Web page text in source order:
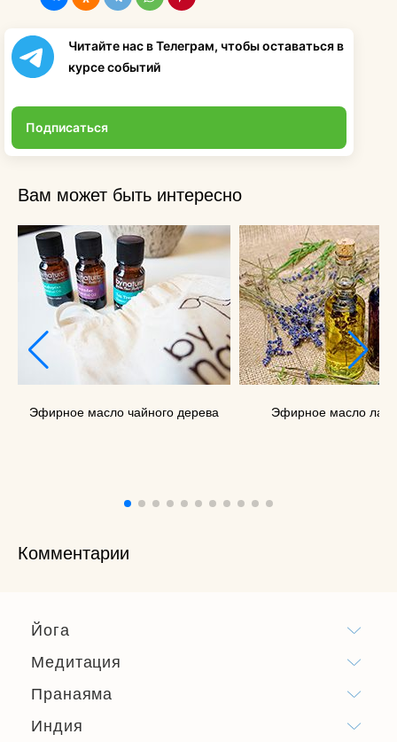
Читайте нас в Телеграм, чтобы оставаться в
курсе событий
Подписаться
Вам может быть интересно
Эфирное масло чайного дерева Эфирное масло
Комментарии
Йога
Медитация
Пранаяма
Индия